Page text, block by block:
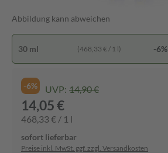
Abbildung kann abweichen
30 ml (468,33 € / 1 l) -6%
-6% UVP: 14,90 €
14,05 €
468,33 € / 1 l
sofort lieferbar
Preise inkl. MwSt. ggf. zzgl. Versandkosten